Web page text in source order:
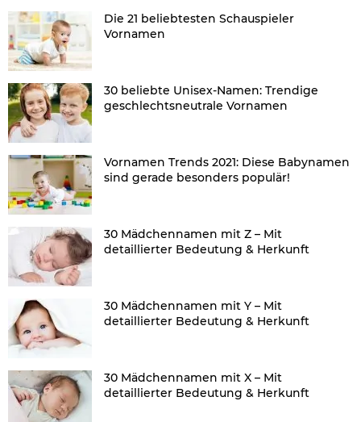
Die 21 beliebtesten Schauspieler
Vornamen
30 beliebte Unisex-Namen: Trendige
geschlechtsneutrale Vornamen
Vornamen Trends 2021: Diese Babynamen
sind gerade besonders populär!
30 Mädchennamen mit Z – Mit
detaillierter Bedeutung & Herkunft
30 Mädchennamen mit Y – Mit
detaillierter Bedeutung & Herkunft
30 Mädchennamen mit X – Mit
detaillierter Bedeutung & Herkunft